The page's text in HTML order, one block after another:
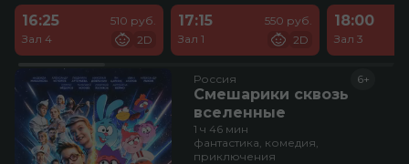
16:25
Зал 4
510 руб.
2D
17:15
Зал 1
550 руб.
2D
18:00
Зал 3
Россия
Смешарики сквозь
вселенные
6+
1 ч 46 мин
фантастика, комедия,
приключения